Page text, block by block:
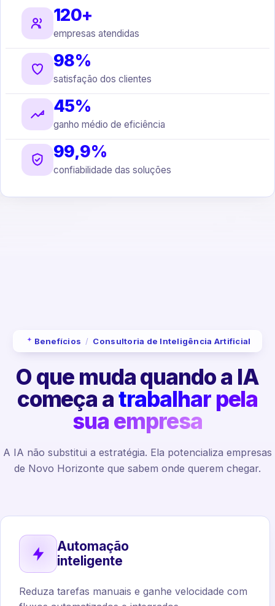
120+
empresas atendidas
98%
satisfação dos clientes
45%
ganho médio de eficiência
99,9%
confiabilidade das soluções
Benefícios / Consultoria de Inteligência Artificial
O que muda quando a IA
começa atrabalhar pela
sua empresa
A IA não substitui a estratégia. Ela potencializa empresas
de Novo Horizonte que sabem onde querem chegar.
Automação
inteligente
Reduza tarefas manuais e ganhe velocidade com